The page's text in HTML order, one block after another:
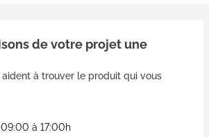
de votre projet une
aident à trouver le produit qui vous
à 17:00h